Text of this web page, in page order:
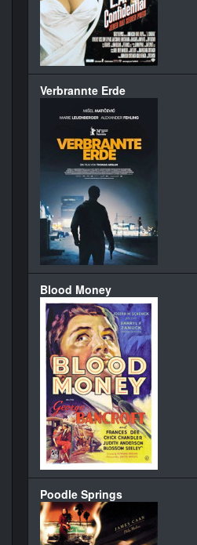
Verbrannte Erde
Blood Money
Poodle Springs